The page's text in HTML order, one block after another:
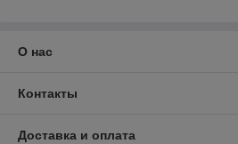
О нас
Контакты
Доставка и оплата